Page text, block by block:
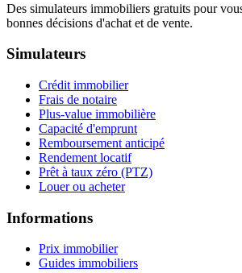
Des simulateurs immobiliers gratuits pour
bonnes décisions d'achat et de vente.
Simulateurs
Crédit immobilier
Frais de notaire
Plus-value immobilière
Capacité d'emprunt
Remboursement anticipé
Rendement locatif
Prêt à taux zéro (PTZ)
Louer ou acheter
Informations
Prix immobilier
Guides immobiliers